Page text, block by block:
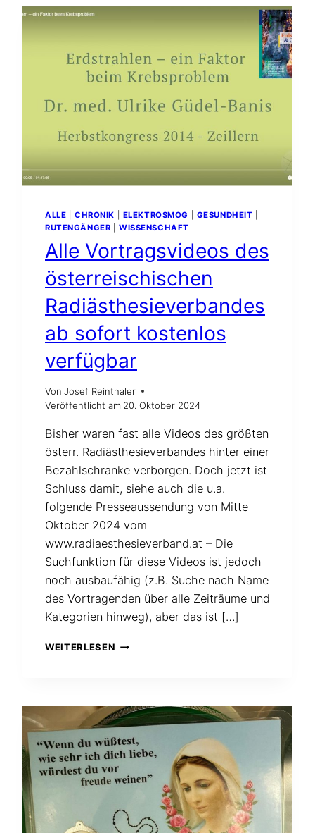
ALLE CHRONIK ELEKTROSMOG GESUNDHEIT
RUTENGÄNGER
WISSENSCHAFT
Alle Vortragsvideos des
österreischischen
Radiästhesieverbandes
ab sofort kostenlos
verfügbar
Von Josef Reinthaler
Veröffentlicht am 20. Oktober 2024
Bisher waren fast alle Videos des größten
österr. Radiästhesieverbandes hinter einer
Bezahlschranke verborgen. Doch jetzt ist
Schluss damit, siehe auch die u.a.
folgende Presseaussendung von Mitte
Oktober 2024 vom
www.radiaesthesieverband.at – Die
Suchfunktion für diese Videos ist jedoch
noch ausbaufähig (z.B. Suche nach Name
des Vortragenden über alle Zeiträume und
Kategorien hinweg), aber das ist […]
WEITERLESEN ALLE
AB
SOFORT
KOSTENLOS
VERFÜGBAR